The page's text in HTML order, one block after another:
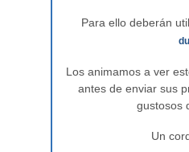
Para ello deberán
Los animamos a ver
antes de enviar sus
gustosos
Un